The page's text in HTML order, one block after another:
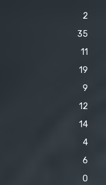
2
35
11
19
9
12
14
4
6
0